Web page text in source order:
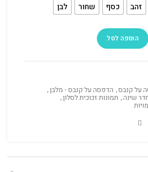
זהב כסף שחור לבן
הוספה לסל
על קנבס, הדפסה על קנבס - מלבן,
שינה, תמונות זכוכית לסלון,